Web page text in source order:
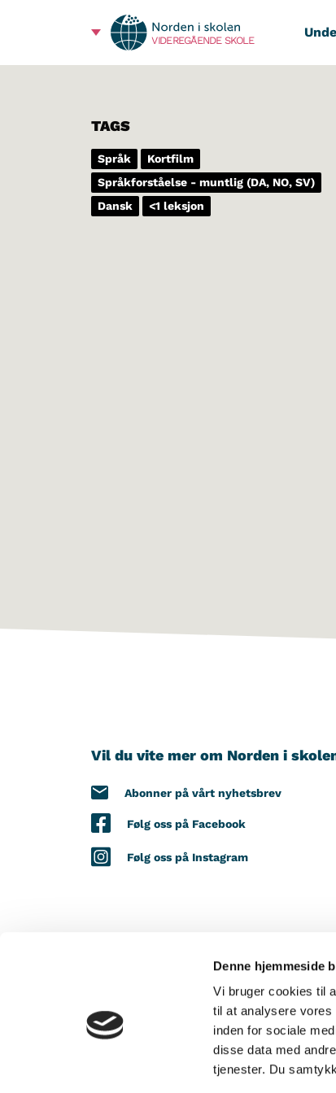
Denne hjemmeside
Vi bruger cookies til
til at analysere
inden for sociale
disse data med
tjenester. Du
VIDEREGÅENDE SKOLE
TAGS
Språk
Kortfilm
Språkforståelse - muntlig (DA, NO, SV)
Dansk
<1 leksjon
Vil du vite mer om Norden i
Abonner på vårt nyhetsbrev
Følg oss på Facebook
Følg oss på Instagram